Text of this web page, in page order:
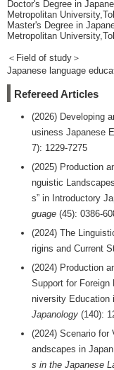
Doctor's Degree in
Metropolitan
Master's Degree in
Metropolitan
＜Field of study＞
Japanese language
Refereed Articles
(2026) Developing
usiness Japanese
7): 1229-7275
(2025) Production
nguistic
s” in Introductory
guage (45): 0386-
(2024) The
rigins and Current
(2024) Production
Support for
niversity Education
Japanology (140):
(2024) Scenario for
andscapes in
s in the Japanese